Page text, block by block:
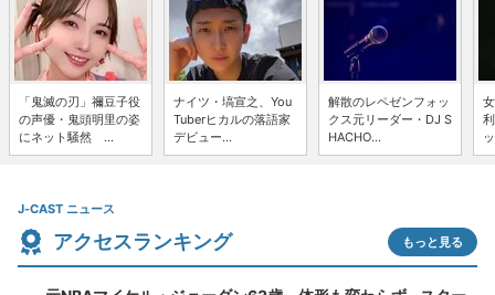
「鬼滅の刃」禰豆子役
の声優・鬼頭明里の姿
にネット騒然 ...
ナイツ・塙宣之、You
Tuberヒカルの落語家
デビュー...
解散のレペゼンフォッ
クス元リーダー・DJ S
HACHO...
J-CAST ニュース
アクセスランキング もっと見る